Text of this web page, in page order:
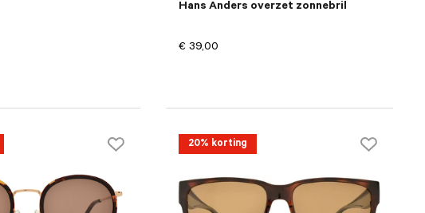
Hans Anders overzet zonnebril
€ 39,00
20% korting